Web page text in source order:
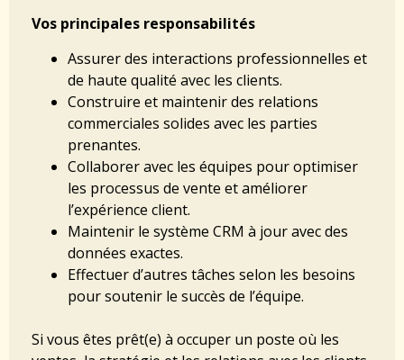
Vos principales responsabilités
Assurer des interactions professionnelles et
de haute qualité avec les clients.
Construire et maintenir des relations
commerciales solides avec les parties
prenantes.
Collaborer avec les équipes pour optimiser
les processus de vente et améliorer
l’expérience client.
Maintenir le système CRM à jour avec des
données exactes.
Effectuer d’autres tâches selon les besoins
pour soutenir le succès de l’équipe.
Si vous êtes prêt(e) à occuper un poste où les